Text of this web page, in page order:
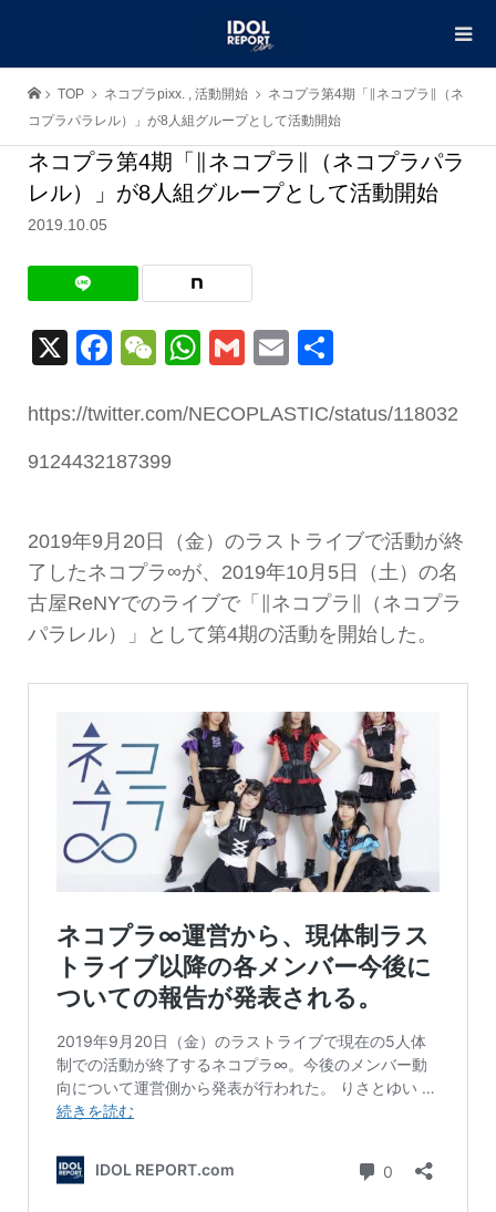
TOP ネコプラpixx. , 活動開始
ネコプラ第4期「∥ネコプラ∥（ネ
コプラパラレル）」が8人組グループとして活動開始
ネコプラ第4期「∥ネコプラ∥（ネコプラパラ
レル）」が8人組グループとして活動開始
2019.10.05
X Facebook
WeChat
WhatsApp
GmailEmail
https://twitter.com/NECOPLASTIC/status/118032
9124432187399
2019年9月20日（金）のラストライブで活動が終
了したネコプラ∞が、2019年10月5日（土）の名
古屋ReNYでのライブで「∥ネコプラ∥（ネコプラ
パラレル）」として第4期の活動を開始した。